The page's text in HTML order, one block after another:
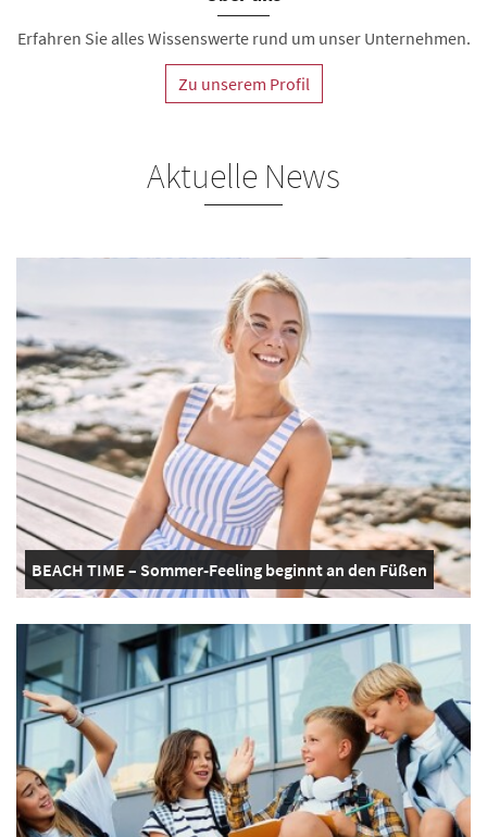
Erfahren Sie alles Wissenswerte rund um unser Unternehmen.
Zu unserem Profil
Aktuelle News
BEACH TIME – Sommer-Feeling beginnt an den Füßen